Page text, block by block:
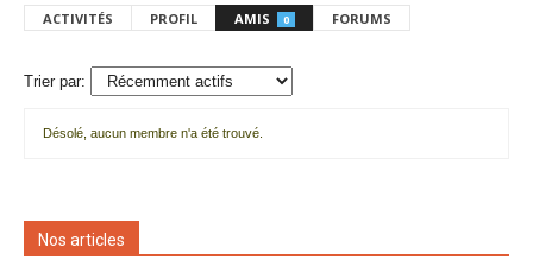
ACTIVITÉS PROFIL AMIS 0 FORUMS
Trier par:
amis
Désolé, aucun membre n'a été trouvé.
Nos articles